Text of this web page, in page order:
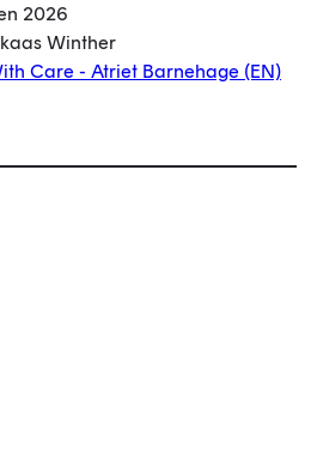
2026
Winther
Care - Atriet Barnehage (EN)